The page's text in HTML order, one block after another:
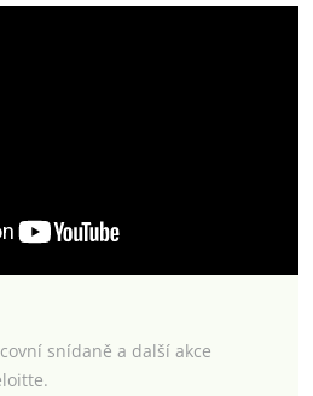
snídaně a další akce